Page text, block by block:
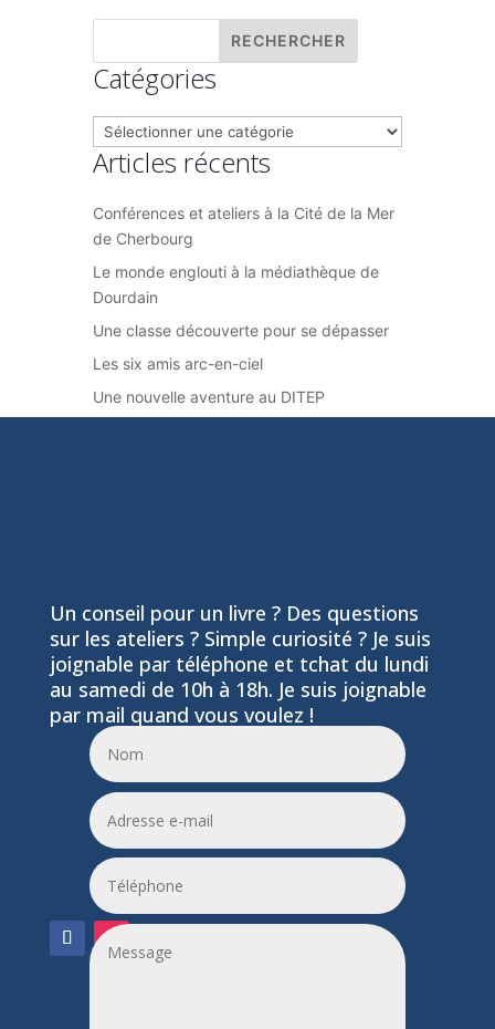
Catégories
Catégories
Articles récents
Conférences et ateliers à la Cité de la Mer
de Cherbourg
Le monde englouti à la médiathèque de
Dourdain
Une classe découverte pour se dépasser
Les six amis arc-en-ciel
Une nouvelle aventure au DITEP
Un conseil pour un livre ? Des questions
sur les ateliers ? Simple curiosité ? Je suis
joignable par téléphone et tchat du lundi
au samedi de 10h à 18h. Je suis joignable
par mail quand vous voulez !
06 24 55 86 51
leptitfilaplumes@etik.com